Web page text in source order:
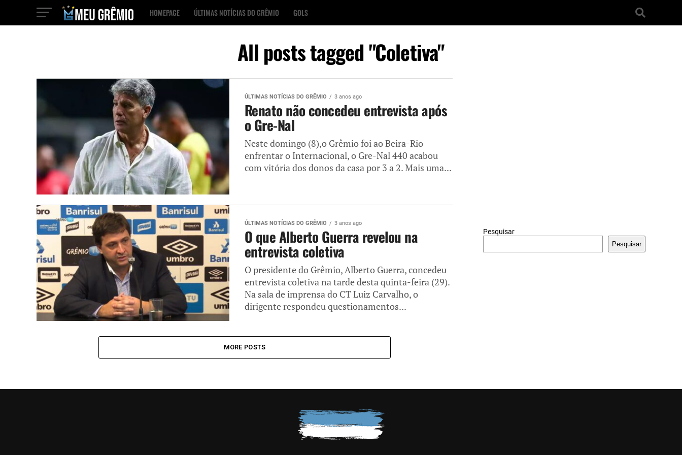
HOMEPAGE ÚLTIMAS NOTÍCIAS DO GRÊMIO GOLS
All posts tagged "Coletiva"
ÚLTIMAS NOTÍCIAS DO GRÊMIO 3 anos ago
Renato não concedeu entrevista após
o Gre-Nal
Neste domingo (8),o Grêmio foi ao Beira-Rio
enfrentar o Internacional, o Gre-Nal 440 acabou
com vitória dos donos da casa por 3 a 2. Mais uma...
ÚLTIMAS NOTÍCIAS DO GRÊMIO 3 anos ago
O que Alberto Guerra revelou na
entrevista coletiva
O presidente do Grêmio, Alberto Guerra, concedeu
entrevista coletiva na tarde desta quinta-feira (29).
Na sala de imprensa do CT Luiz Carvalho, o
dirigente respondeu questionamentos...
MORE POSTS
Pesquisar
Pesquisar